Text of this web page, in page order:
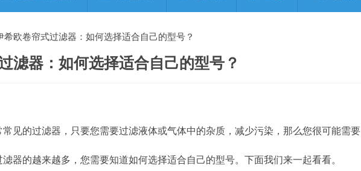
希欧卷帘式过滤器：如何选择适合自己的型号？
滤器：如何选择适合自己的型号？
见的过滤器，只要您需要过滤液体或气体中的杂质，减少污染，那么您很可能需要
器的越来越多，您需要知道如何选择适合自己的型号。下面我们来一起看看。